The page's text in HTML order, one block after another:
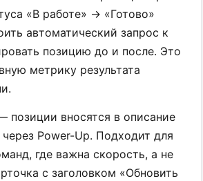
«В работе» → «Готово»
автоматический запрос к
позицию до и после. Это
метрику результата
позиции вносятся в описание
Power-Up. Подходит для
где важна скорость, а не
с заголовком «Обновить